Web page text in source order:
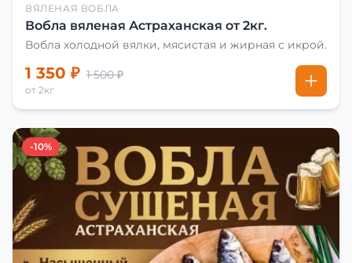
ВЯЛЕНАЯ ВОБЛА
Вобла вяленая Астраханская от 2кг.
Вобла холодной вялки, мясистая и жирная с икрой.
1 350 ₽ 1 500 ₽
от 2кг
-10%